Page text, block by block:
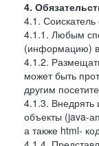
4.
4.1.
4.1.1. Любым
(информацию) в
4.1.2.
может быть
другим
4.1.3. Внедрять
объекты (java-
а также html-